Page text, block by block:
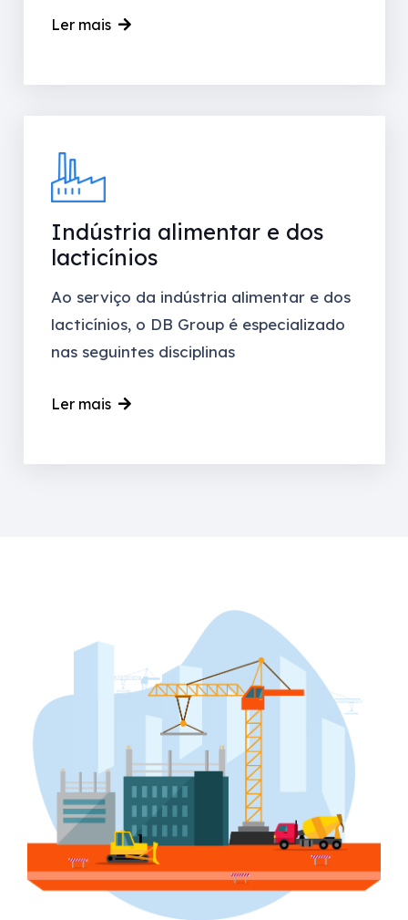
Ler mais
Indústria alimentar e dos
lacticínios
Ao serviço da indústria alimentar e dos
lacticínios, o DB Group é especializado
nas seguintes disciplinas
Ler mais